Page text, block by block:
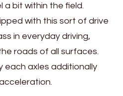
bit within the field.
with this sort of drive
in everyday driving,
roads of all surfaces.
each axles additionally